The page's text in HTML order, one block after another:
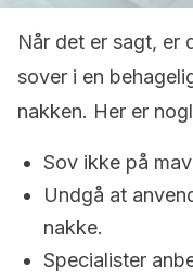
Når det er sagt, er
sover i en
nakken. Her er
Sov ikke på
Undgå at
nakke.
Specialister